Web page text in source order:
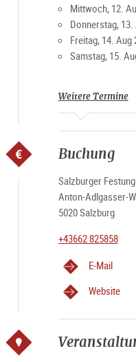
Top Seller
Um das Erlebnis
Monaten April bis
das Salzachschiff
Verfügung.
Card2026) bei der
Mittwoch, 12.
Donnerstag, 13.
Freitag, 14. Aug
Samstag, 15.
Weitere Termine
Buchung
Salzburger
Anton-Adlgasser-
5020 Salzburg
+43662 825858
E-Mail
Website